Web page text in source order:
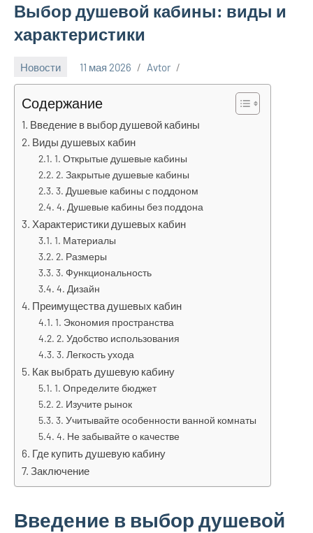
Выбор душевой кабины: виды и
характеристики
Новости 11 мая 2026 Avtor
Содержание
Введение в выбор душевой кабины
Виды душевых кабин
1. Открытые душевые кабины
2. Закрытые душевые кабины
3. Душевые кабины с поддоном
4. Душевые кабины без поддона
Характеристики душевых кабин
1. Материалы
2. Размеры
3. Функциональность
4. Дизайн
Преимущества душевых кабин
1. Экономия пространства
2. Удобство использования
3. Легкость ухода
Как выбрать душевую кабину
1. Определите бюджет
2. Изучите рынок
3. Учитывайте особенности ванной комнаты
4. Не забывайте о качестве
Где купить душевую кабину
Заключение
Введение в выбор душевой